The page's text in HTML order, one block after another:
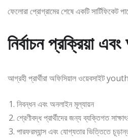
ফেলোরা প্রোগ্রামের শেষে একটি সার্টিফিকেট
নির্বাচন প্রক্রিয়া
আগ্রহী প্রার্থীরা অফিসিয়াল ওয়েবসাইট
নিবন্ধন এবং অনলাইন মূল্যায়ন
শ্রেণীবদ্ধ প্রার্থীদের জন্য ব্যক্তিগত
পারফরম্যান্স এবং যোগ্যতার ভিত্তিতে চূড়ান্ত